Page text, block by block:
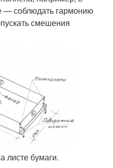
— соблюдать гармонию
смешения
листе бумаги.